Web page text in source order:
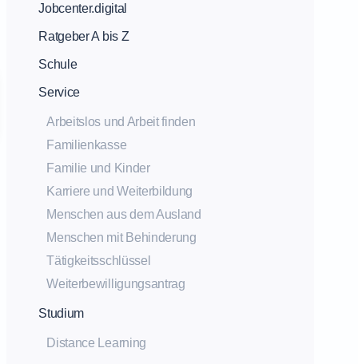
Jobcenter.digital
Ratgeber A bis Z
Schule
Service
Arbeitslos und Arbeit finden
Familienkasse
Familie und Kinder
Karriere und Weiterbildung
Menschen aus dem Ausland
Menschen mit Behinderung
Tätigkeitsschlüssel
Weiterbewilligungsantrag
Studium
Distance Learning